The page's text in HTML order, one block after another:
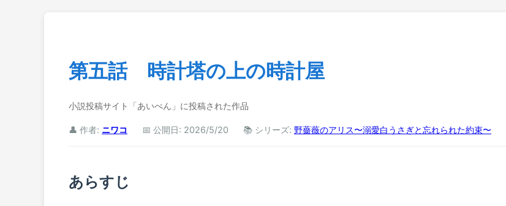
第五話 時計塔の上の時計屋
小説投稿サイト「あいぺん」に投稿された作品
👤 作者: ニワコ 📅 公開日: 2026/5/20 📚 シリーズ: 野薔薇のアリス〜溺愛白うさぎと忘れられた約束〜
あらすじ